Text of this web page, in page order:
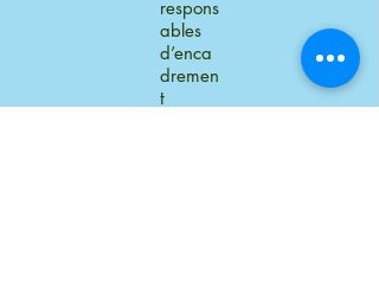
respons
ables
d’enca
dremen
t